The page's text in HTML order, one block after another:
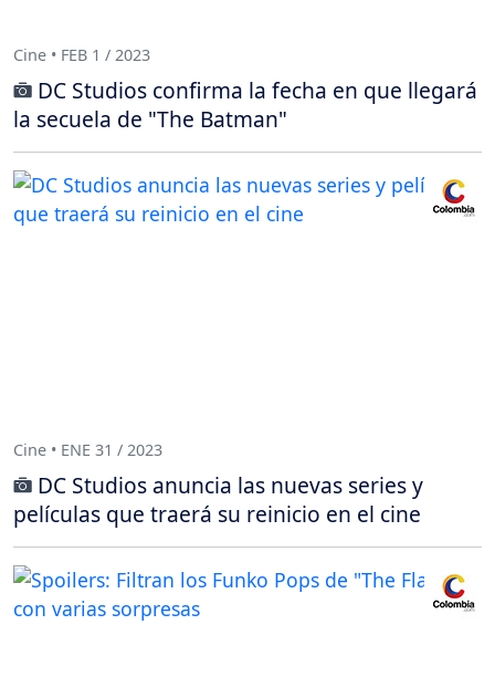
Cine • FEB 1 / 2023
DC Studios confirma la fecha en que llegará
la secuela de "The Batman"
Cine • ENE 31 / 2023
DC Studios anuncia las nuevas series y
películas que traerá su reinicio en el cine